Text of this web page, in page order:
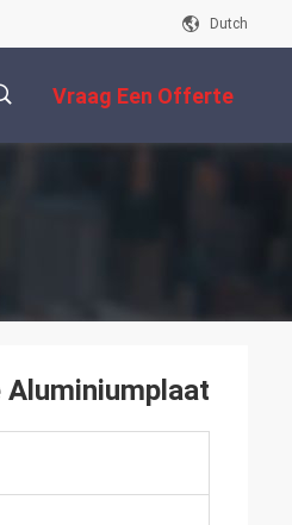
Dutch
Vraag Een Offerte